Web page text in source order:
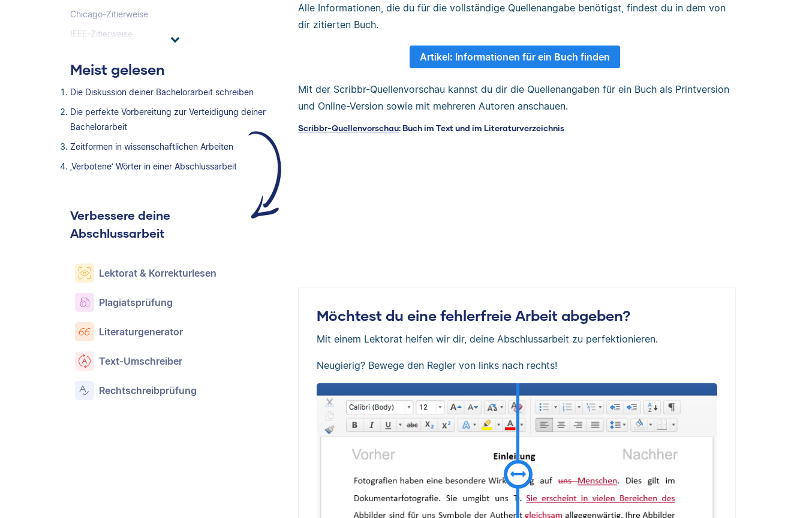
Chicago-Zitierweise
IEEE-Zitierweise
Meist gelesen
Die Diskussion deiner Bachelorarbeit schreiben
Die perfekte Vorbereitung zur Verteidigung deiner
Bachelorarbeit
Zeitformen in wissenschaftlichen Arbeiten
‚Verbotene‘ Wörter in einer Abschlussarbeit
Verbessere deine
Abschlussarbeit
Lektorat & Korrekturlesen
Plagiatsprüfung
Literaturgenerator
Text-Umschreiber
Rechtschreibprüfung
Alle Informationen, die du für die vollständige Quellenangabe benötigst, findest du in dem von
dir zitierten Buch.
Artikel: Informationen für ein Buch finden
Mit der Scribbr-Quellenvorschau kannst du dir die Quellenangaben für ein Buch als Printversion
und Online-Version sowie mit mehreren Autoren anschauen.
Scribbr-Quellenvorschau: Buch im Text und im Literaturverzeichnis
Möchtest du eine fehlerfreie Arbeit abgeben?
Mit einem Lektorat helfen wir dir, deine Abschlussarbeit zu perfektionieren.
Neugierig? Bewege den Regler von links nach rechts!